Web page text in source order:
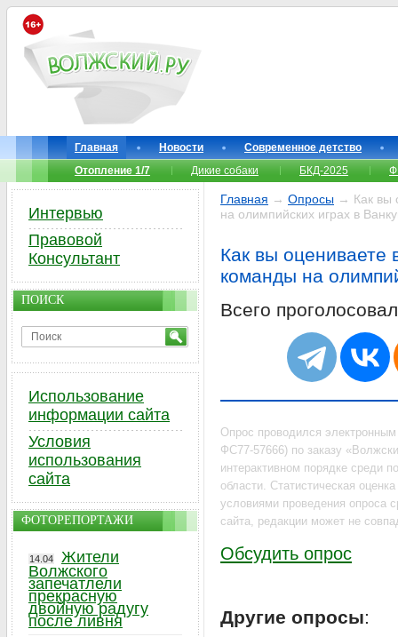
Главная Новости
Современное детство
Отопление 1/7
Дикие собаки БКД-2025
Главная → Опросы → Как вы
на олимпийских играх в
Как вы оцениваете
команды на
Всего
Опрос проводился
ФС77-57666) по заказу
интерактивном порядке среди
области. Статистическая
условиями проведения опроса
сайта, редакции может не
Обсудить опрос
Другие опросы:
Интервью
Правовой
Консультант
ПОИСК
Использование
информации сайта
Условия
использования
сайта
ФОТОРЕПОРТАЖИ
14.04
Жители
Волжского
запечатлели
прекрасную
двойную радугу
после ливня